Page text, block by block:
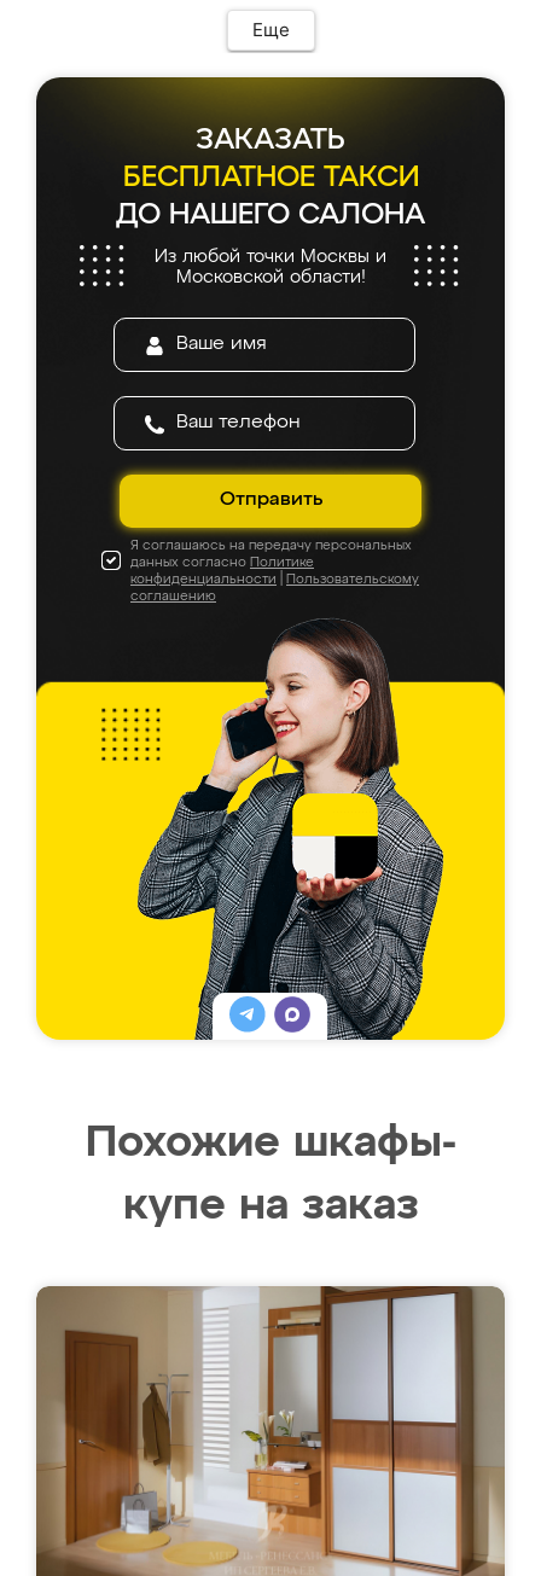
Еще
ЗАКАЗАТЬ
БЕСПЛАТНОЕ ТАКСИ
ДО НАШЕГО САЛОНА
Из любой точки Москвы и
Московской области!
Отправить
Я соглашаюсь на передачу персональных
данных согласно Политике
конфиденциальности
Пользовательскому
соглашению
Похожие шкафы-
купе на заказ